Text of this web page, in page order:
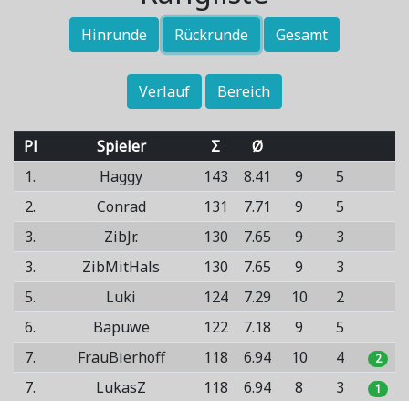
Hinrunde Rückrunde Gesamt
Verlauf Bereich
Pl Spieler Σ
Ø
1.
Haggy 143 8.41 9
5
2.
Conrad 131 7.71 9
5
3.
ZibJr. 130 7.65 9
3
3.
ZibMitHals 130 7.65 9
3
5.
Luki 124 7.29 10
2
6.
Bapuwe 122 7.18 9
5
7.
FrauBierhoff 118 6.94 10 4 2
7. LukasZ 118 6.94 8 3 1